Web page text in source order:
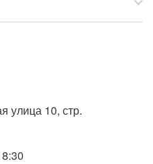
улица 10, стр.